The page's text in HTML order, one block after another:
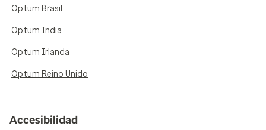
Optum Brasil
Optum India
Optum Irlanda
Optum Reino Unido
Accesibilidad